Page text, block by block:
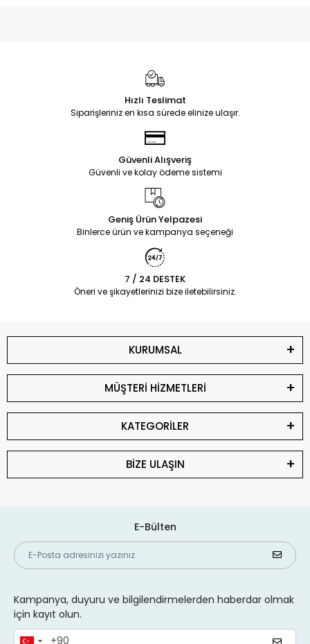
Hızlı Teslimat
Siparişleriniz en kısa sürede elinize ulaşır.
Güvenli Alışveriş
Güvenli ve kolay ödeme sistemi
Geniş Ürün Yelpazesi
Binlerce ürün ve kampanya seçeneği
7 / 24 DESTEK
Öneri ve şikayetlerinizi bize iletebilirsiniz.
KURUMSAL
MÜŞTERİ HİZMETLERİ
KATEGORİLER
BİZE ULAŞIN
E-Bülten
Kampanya, duyuru ve bilgilendirmelerden haberdar olmak
için kayıt olun.